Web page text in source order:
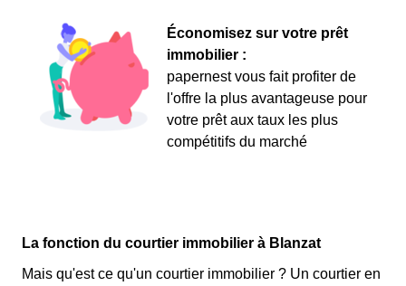
Économisez sur votre prêt
immobilier :
papernest vous fait profiter de
l'offre la plus avantageuse pour
votre prêt aux taux les plus
compétitifs du marché
La fonction du courtier immobilier à Blanzat
Mais qu'est ce qu'un courtier immobilier ? Un courtier en